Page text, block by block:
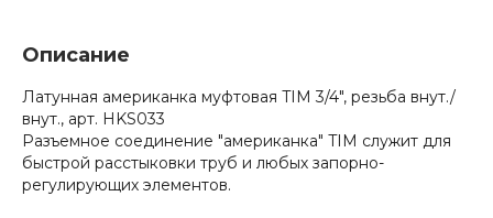
Описание
Латунная американка муфтовая TIM 3/4", резьба внут./
внут., арт. HKS033
Разъемное соединение "американка" TIM служит для
быстрой расстыковки труб и любых запорно-
регулирующих элементов.